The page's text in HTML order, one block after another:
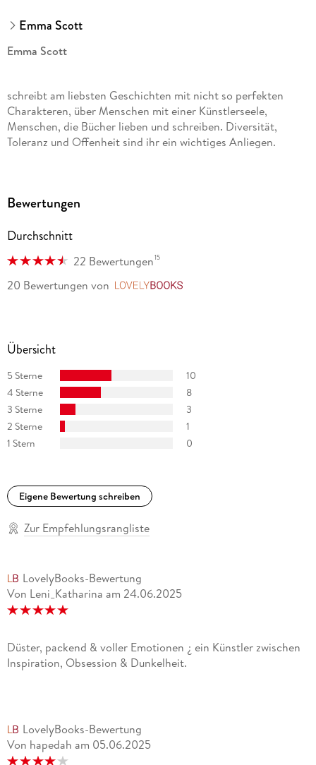
Emma Scott
Emma Scott
schreibt am liebsten Geschichten mit nicht so perfekten
Charakteren, über Menschen mit einer Künstlerseele,
Menschen, die Bücher lieben und schreiben. Diversität,
Toleranz und Offenheit sind ihr ein wichtiges Anliegen.
Bewertungen
Durchschnitt
22 Bewertungen15
20 Bewertungen von
Übersicht
5 Sterne
10
4 Sterne
8
3 Sterne
3
2 Sterne
1
1 Stern
0
Eigene Bewertung schreiben
Zur Empfehlungsrangliste
LovelyBooks-Bewertung
Von Leni_Katharina am 24.06.2025
Düster, packend & voller Emotionen ¿ ein Künstler zwischen
Inspiration, Obsession & Dunkelheit.
LovelyBooks-Bewertung
Von hapedah am 05.06.2025